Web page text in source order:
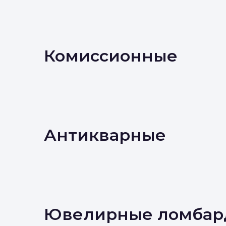
Комиссионные
Антикварные
Ювелирные